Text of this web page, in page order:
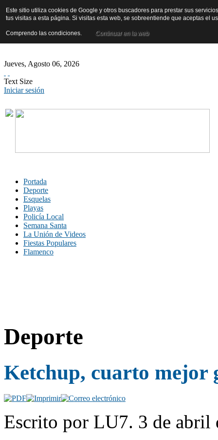
Jueves, Agosto 06, 2026
Text Size
Iniciar sesión
Portada
Deporte
Esquelas
Playas
Policía Local
Semana Santa
La Unión de Videos
Fiestas Populares
Flamenco
Deporte
Ketchup, cuarto mejor
Escrito por LU7. 3 de abril
Este sitio utiliza cookies de Google y otros buscadores para prestar sus
tus visitas a esta página. Si visitas esta web, se sobreentiende que aceptas el
Comprendo las condiciones. Continuar en la web